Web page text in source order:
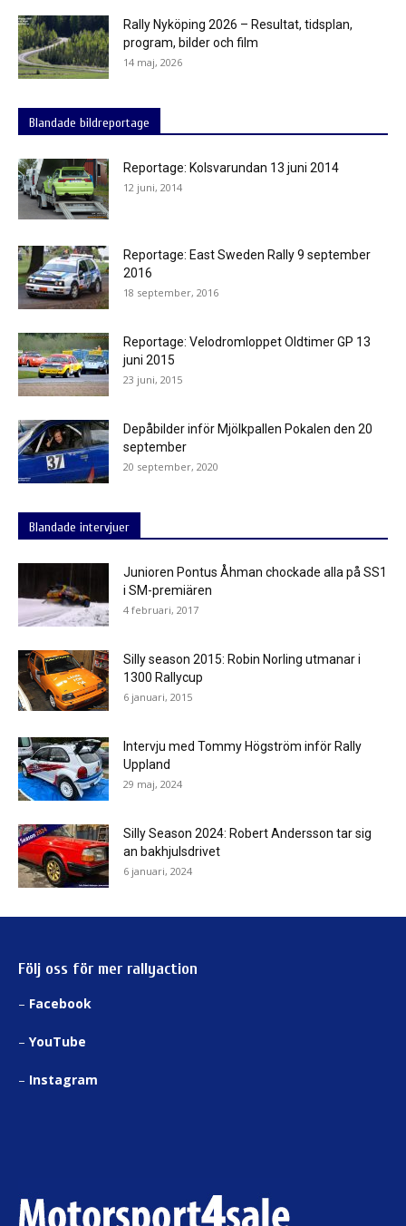
Rally Nyköping 2026 – Resultat, tidsplan,
program, bilder och film
14 maj, 2026
Blandade bildreportage
Reportage: Kolsvarundan 13 juni 2014
12 juni, 2014
Reportage: East Sweden Rally 9 september
2016
18 september, 2016
Reportage: Velodromloppet Oldtimer GP 13
juni 2015
23 juni, 2015
Depåbilder inför Mjölkpallen Pokalen den 20
september
20 september, 2020
Blandade intervjuer
Junioren Pontus Åhman chockade alla på SS1
i SM-premiären
4 februari, 2017
Silly season 2015: Robin Norling utmanar i
1300 Rallycup
6 januari, 2015
Intervju med Tommy Högström inför Rally
Uppland
29 maj, 2024
Silly Season 2024: Robert Andersson tar sig
an bakhjulsdrivet
6 januari, 2024
Följ oss för mer rallyaction
– Facebook
– YouTube
– Instagram